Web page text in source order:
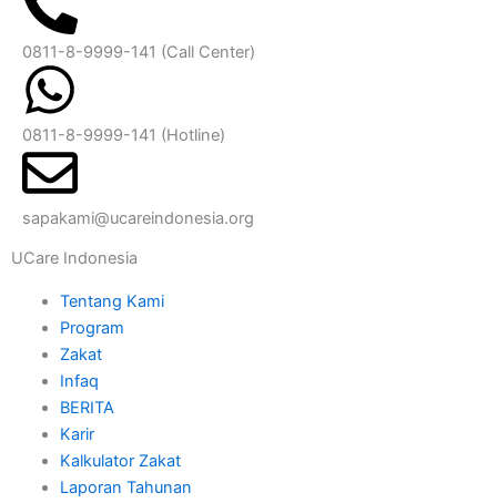
0811-8-9999-141 (Call Center)
0811-8-9999-141 (Hotline)
sapakami@ucareindonesia.org
UCare Indonesia
Tentang Kami
Program
Zakat
Infaq
BERITA
Karir
Kalkulator Zakat
Laporan Tahunan